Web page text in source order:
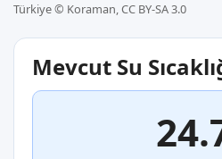
Türkiye © Koraman, CC BY-SA 3.0
Mevcut Su